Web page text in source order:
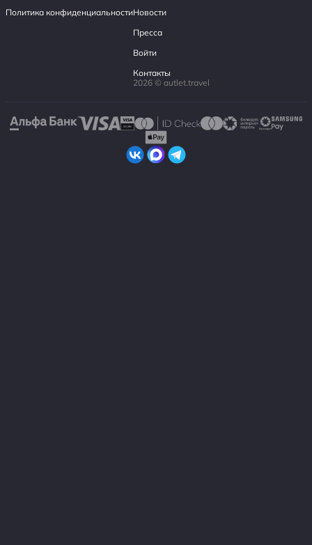
Политика конфиденциальностиНовости
Пресса
Войти
Контакты
2026 © autlet.travel